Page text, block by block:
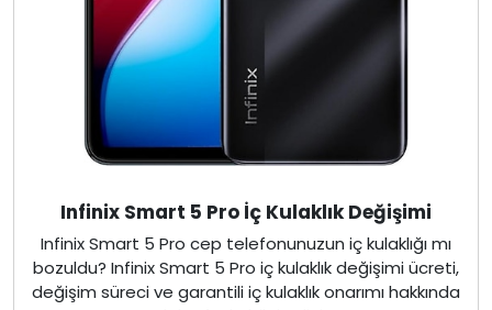
Infinix Smart 5 Pro İç Kulaklık Değişimi
Infinix Smart 5 Pro cep telefonunuzun iç kulaklığı mı
bozuldu? Infinix Smart 5 Pro iç kulaklık değişimi ücreti,
değişim süreci ve garantili iç kulaklık onarımı hakkında